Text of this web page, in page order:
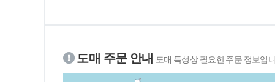
도매 주문 안내 도매 특성상 필요한 주문 정보입